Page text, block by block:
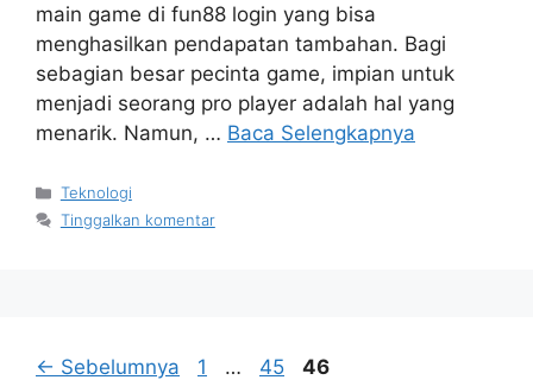
main game di fun88 login yang bisa
menghasilkan pendapatan tambahan. Bagi
sebagian besar pecinta game, impian untuk
menjadi seorang pro player adalah hal yang
menarik. Namun, … Baca Selengkapnya
Kategori
Teknologi
Tinggalkan komentar
← Sebelumnya Halaman
1 … Halaman
45 Halaman
46